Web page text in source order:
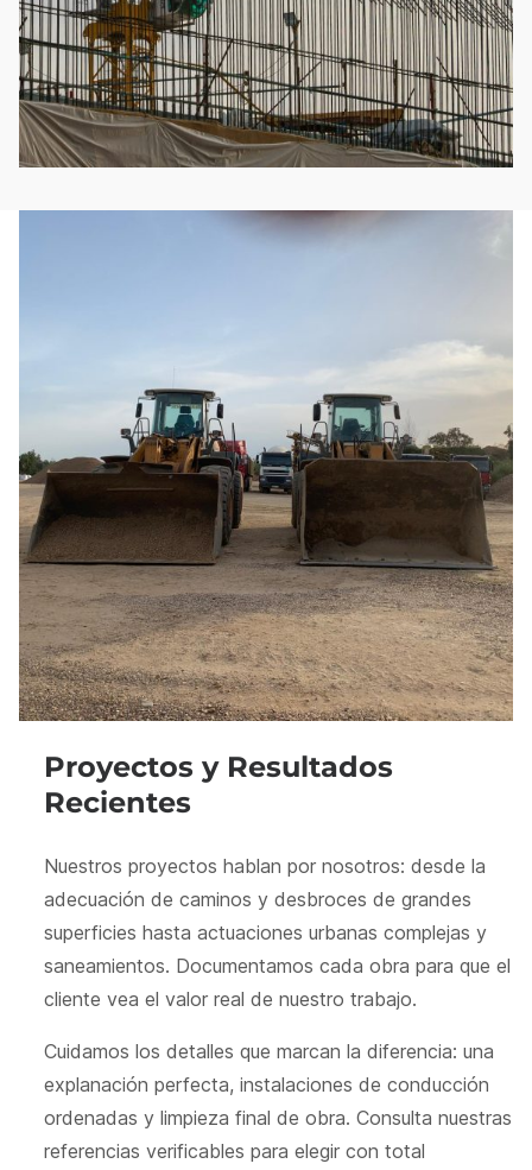
Proyectos y Resultados
Recientes
Nuestros proyectos hablan por nosotros: desde la
adecuación de caminos y desbroces de grandes
superficies hasta actuaciones urbanas complejas y
saneamientos. Documentamos cada obra para que el
cliente vea el valor real de nuestro trabajo.
Cuidamos los detalles que marcan la diferencia: una
explanación perfecta, instalaciones de conducción
ordenadas y limpieza final de obra. Consulta nuestras
referencias verificables para elegir con total